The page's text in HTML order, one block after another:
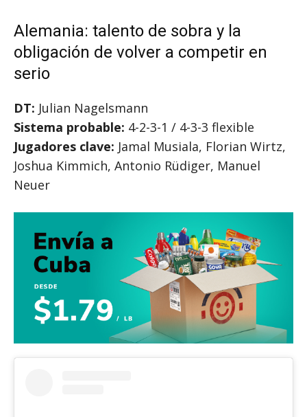
Alemania: talento de sobra y la
obligación de volver a competir en
serio
DT: Julian Nagelsmann
Sistema probable: 4-2-3-1 / 4-3-3 flexible
Jugadores clave: Jamal Musiala, Florian Wirtz,
Joshua Kimmich, Antonio Rüdiger, Manuel
Neuer